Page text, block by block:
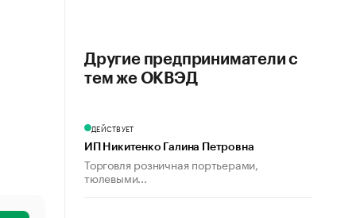
Другие предприниматели с
тем же ОКВЭД
ДЕЙСТВУЕТ
ИП Никитенко Галина Петровна
Торговля розничная портьерами,
тюлевыми...